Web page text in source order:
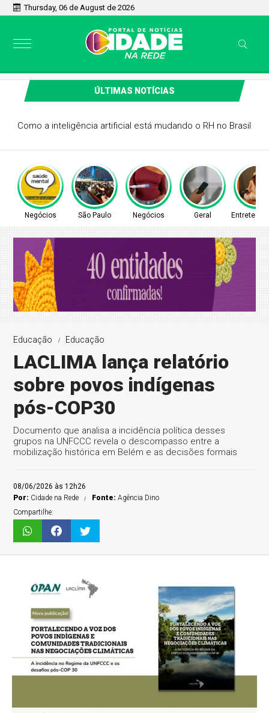
Thursday, 06 de August de 2026
ÚLTIMAS NOTÍCIAS
Licenciamento é obrigatório para placas de final 3 e 4 em
agosto; veja calendário
Negócios São Paulo Negócios Geral
Educação Educação
LACLIMA lança relatório
sobre povos indígenas
pós-COP30
Documento que analisa a incidência política desses
grupos na UNFCCC revela o descompasso entre a
mobilização histórica em Belém e as decisões formais
08/06/2026 às 12h26
Por: Cidade na Rede Fonte:Agência Dino
Compartilhe: